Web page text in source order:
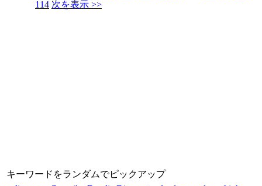
114 次を表示 >>
キーワードをランダムでピックアップ